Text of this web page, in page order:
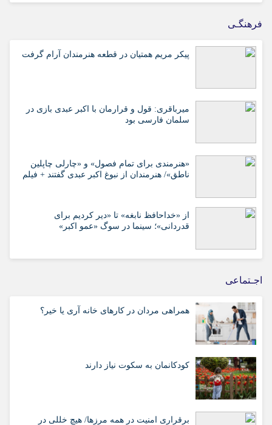
فرهنگـی
پیکر مریم همتیان در قطعه هنرمندان آرام گرفت
میرباقری: قول و قرارمان با اکبر عبدی بازی در
سلمان فارسی بود
«هنرمندی برای تمام فصول» و «چارلی چاپلین
ناطق»/ هنرمندان از نبوغ اکبر عبدی گفتند + فیلم
از «خداحافظ نابغه» تا «دیر کردیم برای
قدردانی»؛ سینما در سوگ «عمو اکبر»
اجـتماعی
همراهی مردان در کارهای خانه آری یا خیر؟
کودکانمان به سکوت نیاز دارند
برقراری امنیت در همه مرزها/ هیچ‌ خللی در